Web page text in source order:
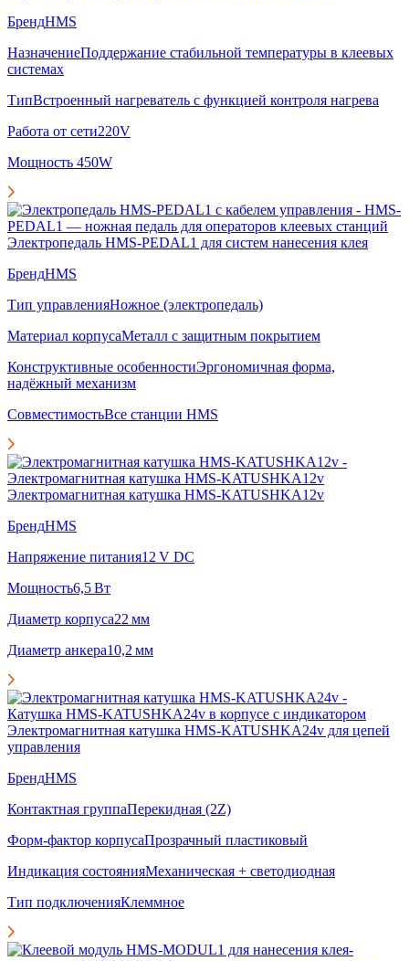
БрендHMS
НазначениеПоддержание стабильной температуры в клеевых
системах
ТипВстроенный нагреватель с функцией контроля нагрева
Работа от сети220V
Мощность 450W
Электропедаль HMS-PEDAL1 для систем нанесения клея
БрендHMS
Тип управленияНожное (электропедаль)
Материал корпусаМеталл с защитным покрытием
Конструктивные особенностиЭргономичная форма,
надёжный механизм
СовместимостьВсе станции HMS
Электромагнитная катушка HMS-KATUSHKA12v
БрендHMS
Напряжение питания12 V DC
Мощность6,5 Вт
Диаметр корпуса22 мм
Диаметр анкера10,2 мм
Электромагнитная катушка HMS-KATUSHKA24v для цепей
управления
БрендHMS
Контактная группаПерекидная (2Z)
Форм-фактор корпусаПрозрачный пластиковый
Индикация состоянияМеханическая + светодиодная
Тип подключенияКлеммное